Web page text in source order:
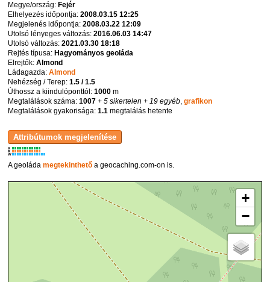
Megye/ország: Fejér
Elhelyezés időpontja:2008.03.15 12:25
Megjelenés időpontja:2008.03.22 12:09
Utolsó lényeges változás:2016.06.03 14:47
Utolsó változás:2021.03.30 18:18
Rejtés típusa: Hagyományos geoláda
Elrejtők:Almond
Ládagazda:Almond
Nehézség / Terep:1.5 / 1.5
Úthossz a kiindulóponttól:1000 m
Megtalálások száma:1007 + 5 sikertelen + 19 egyéb,grafikon
Megtalálások gyakorisága:1.1 megtalálás hetente
K
R
W
A geoládamegtekinthető a geocaching.com-on is.
+
−